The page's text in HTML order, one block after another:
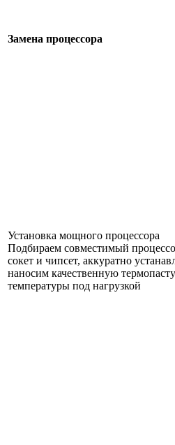
Замена процессора
Установка мощного процессора
Подбираем совместимый
сокет и чипсет, аккуратно
наносим качественную
температуры под нагрузкой